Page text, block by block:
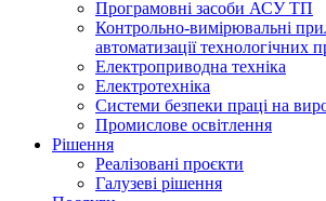
Програмовні засоби АСУ ТП
Контрольно-вимірювальні
автоматизації технологічних
Електроприводна техніка
Електротехніка
Системи безпеки праці на
Промислове освітлення
Рішення
Реалізовані проєкти
Галузеві рішення